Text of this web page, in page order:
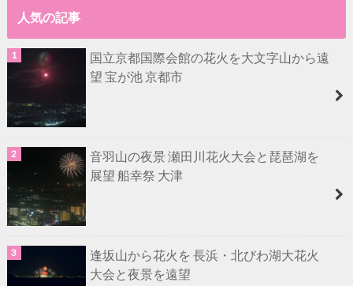
人気の記事
国立京都国際会館の花火を大文字山から遠
望 宝が池 京都市
音羽山の夜景 瀬田川花火大会と琵琶湖を
展望 船幸祭 大津
逢坂山から花火を 長浜・北びわ湖大花火
大会と夜景を遠望